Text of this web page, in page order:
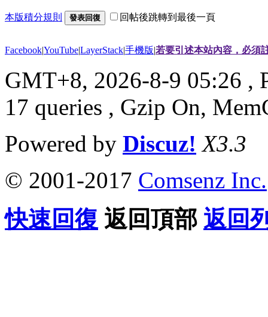
本版積分規則 發表回復 回帖後跳轉到最後一頁
Facebook|YouTube|LayerStack|手機版|若要引述本站內容，必須
GMT+8, 2026-8-9 05:26 ,
17 queries , Gzip On,
Powered by Discuz! X3.3
© 2001-2017 Comsenz Inc.
快速回復 返回頂部 返回